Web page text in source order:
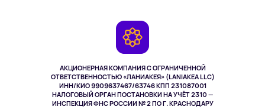
АКЦИОНЕРНАЯ КОМПАНИЯ С ОГРАНИЧЕННОЙ
ОТВЕТСТВЕННОСТЬЮ «ЛАНИАКЕЯ» (LANIAKEA LLC)
ИНН/КИО 9909637467/63746 КПП 231087001
НАЛОГОВЫЙ ОРГАН ПОСТАНОВКИ НА УЧЁТ 2310 —
ИНСПЕКЦИЯ ФНС РОССИИ № 2 ПО Г. КРАСНОДАРУ
Здоровье питомцев